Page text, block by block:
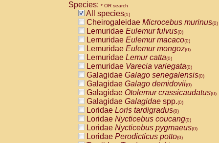
CebidaeCebus capucinus
CebidaeCebus nigrivittatus
CebidaeCebus spp.(0)
CebidaeSaimiri boliviensis(0)
CebidaeSaimiri sciureus(0)
AtelidaeAlouatta caraya(0)
AtelidaeAlouatta fusca(0)
AtelidaeAlouatta seniculus(0)
AtelidaeAlouattaspp.(0)
AtelidaeAteles belzebuth(0)
AtelidaeAteles geoffroyi(0)
AtelidaeAteles paniscus(0)
AtelidaeAtelesspp.(0)
AtelidaeLagothrix lagothricha(0)
AtelidaeLagothrix lagothricha cana
PitheciidaeCacajao calvus
Species: * OR search
All species(1)
Cheirogaleidae Microcebus murinus(0)
Lemuridae Eulemur fulvus(0)
Lemuridae Eulemur macaco(0)
Lemuridae Eulemur mongoz(0)
Lemuridae Lemur catta(0)
Lemuridae Varecia variegata(0)
Galagidae Galago senegalensis(0)
Galagidae Galago demidovii(0)
Galagidae Otolemur crassicaudatus(0)
Galagidae Galagidae spp.(0)
Loridae Loris tardigradus(0)
Loridae Nycticebus coucang(0)
Loridae Nycticebus pygmaeus(0)
Loridae Perodicticus potto(0)